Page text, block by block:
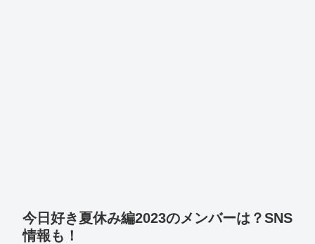
今日好き夏休み編2023のメンバーは？SNS
情報も！